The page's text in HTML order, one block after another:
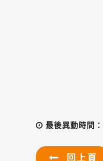
最後異動時間：
回上頁